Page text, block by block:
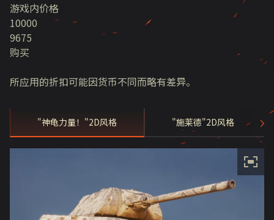
游戏内价格
10000
9675
购买
所应用的折扣可能因货币不同而略有差异。
"神龟力量！"2D风格 "施莱德"2D风格